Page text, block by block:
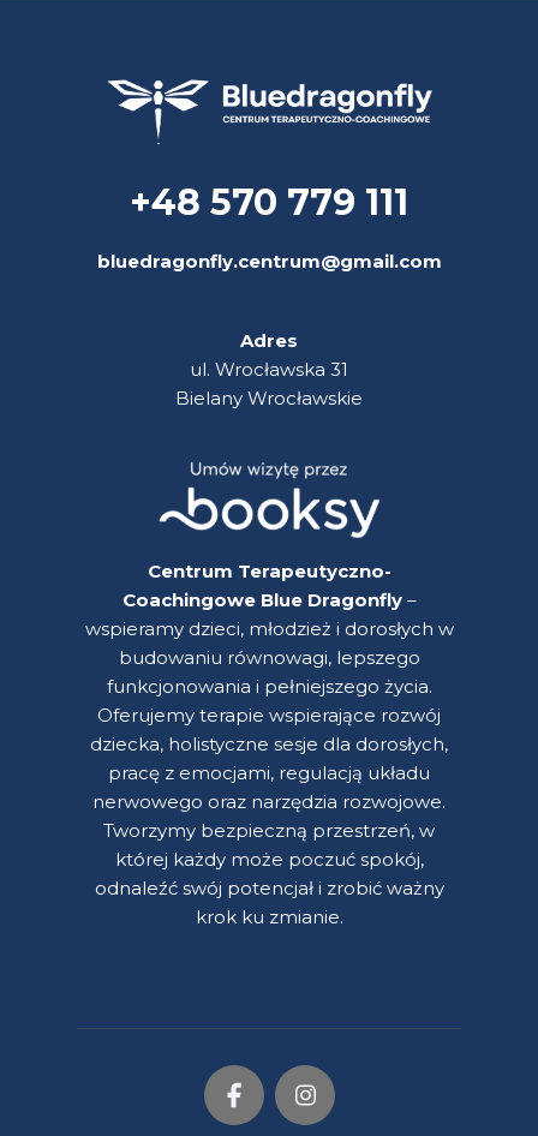
Centrum Terapeutyczno-
Coachingowe Blue Dragonfly–
wspieramy dzieci, młodzież i dorosłych w
budowaniu równowagi, lepszego
funkcjonowania i pełniejszego życia.
Oferujemy terapie wspierające rozwój
dziecka, holistyczne sesje dla dorosłych,
pracę z emocjami, regulacją układu
nerwowego oraz narzędzia rozwojowe.
Tworzymy bezpieczną przestrzeń, w
której każdy może poczuć spokój,
odnaleźć swój potencjał i zrobić ważny
krok ku zmianie.
Adres
ul. Wrocławska 31
Bielany Wrocławskie
bluedragonfly.centrum@gmail.com
+48 570 779 111